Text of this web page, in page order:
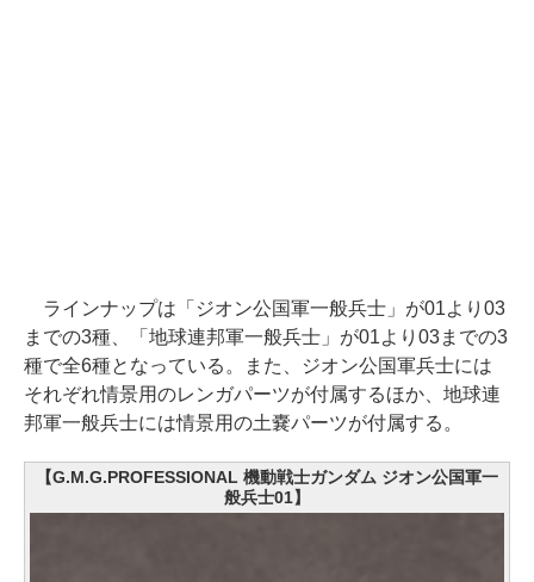
ラインナップは「ジオン公国軍一般兵士」が01より03
までの3種、「地球連邦軍一般兵士」が01より03までの3
種で全6種となっている。また、ジオン公国軍兵士には
それぞれ情景用のレンガパーツが付属するほか、地球連
邦軍一般兵士には情景用の土嚢パーツが付属する。
【G.M.G.PROFESSIONAL 機動戦士ガンダム ジオン公国軍一
般兵士01】